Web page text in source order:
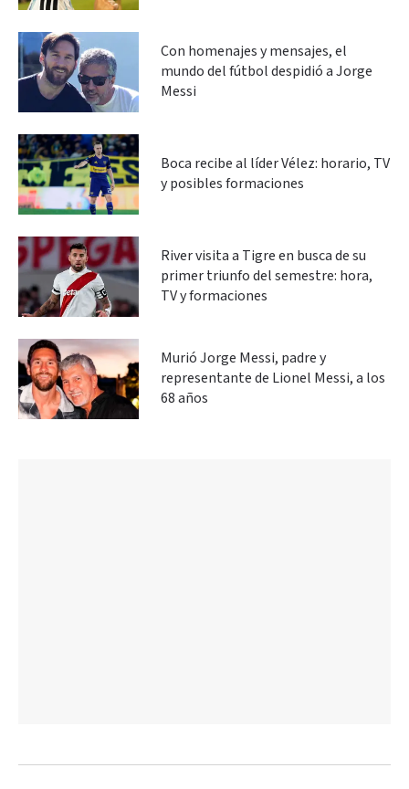
Con homenajes y mensajes, el
mundo del fútbol despidió a Jorge
Messi
Boca recibe al líder Vélez: horario, TV
y posibles formaciones
River visita a Tigre en busca de su
primer triunfo del semestre: hora,
TV y formaciones
Murió Jorge Messi, padre y
representante de Lionel Messi, a los
68 años